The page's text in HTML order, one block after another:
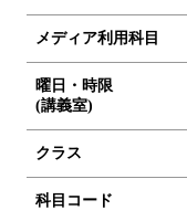
メディア利用科目
曜日・時限
(講義室)
クラス
科目コード